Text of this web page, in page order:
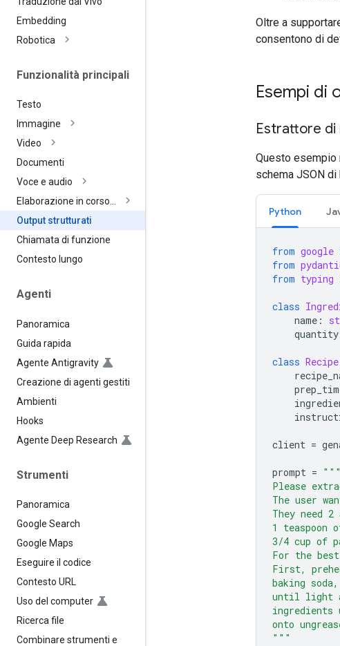
Embedding
Robotica
Funzionalità principali
Testo
Immagine
Video
Documenti
Voce e audio
Elaborazione in corso…
Output strutturati
Chiamata di funzione
Contesto lungo
Agenti
Panoramica
Guida rapida
Agente Antigravity
Creazione di agenti gestiti
Ambienti
Hooks
Agente Deep Research
Strumenti
Panoramica
Google Search
Google Maps
Eseguire il codice
Contesto URL
Uso del computer
Ricerca file
Combinare strumenti e
Oltre a
consentono di
Esempi di
Estrattore
Questo
schema JSON
Python
from google
from
from typing
class
name :
quantity
class Recipe
client =
prompt = """
Please
The user
They need
1 teaspoon
3/4 cup of
For the
First,
baking
until light
ingredients
onto
"""